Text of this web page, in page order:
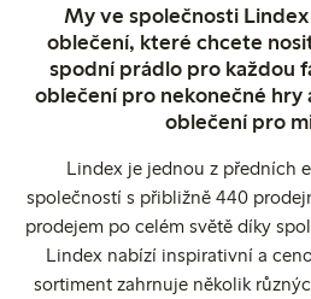
My ve společnosti
oblečení, které chcete
spodní prádlo pro každou
oblečení pro nekonečné hry
oblečení pro
Lindex je jednou z předních
společností s přibližně 440
prodejem po celém světě díky
Lindex nabízí inspirativní a
sortiment zahrnuje několik